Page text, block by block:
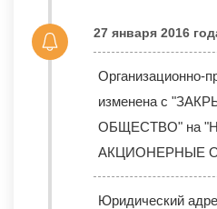
27 января 2016
Организационно-
изменена с
ОБЩЕСТВО" на
АКЦИОНЕРНЫЕ
Юридический